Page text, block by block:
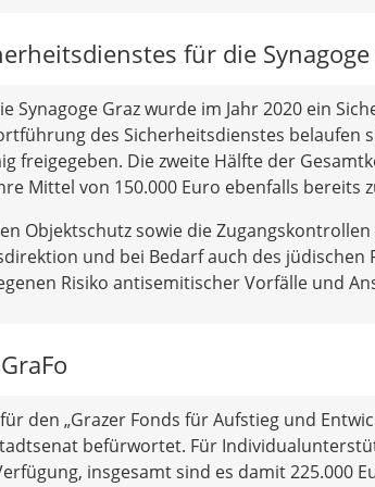
für die
Synagoge Graz wurde im Jahr 2020 ein
des Sicherheitsdienstes belaufen
freigegeben. Die zweite Hälfte der
Mittel von 150.000 Euro ebenfalls bereits
Objektschutz sowie die Zugangskontrollen
und bei Bedarf auch des
Risiko antisemitischer Vorfälle und
den „Grazer Fonds für Aufstieg und
befürwortet. Für
insgesamt sind es damit 225.000